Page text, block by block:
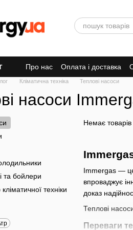
Про нас Оплата і доставка
Кліматична техніка Теплові насоси
насоси
Immergas — це
впроваджує
доказ
Теплові
Переваги
Немає товарів
та бойлери
техніки